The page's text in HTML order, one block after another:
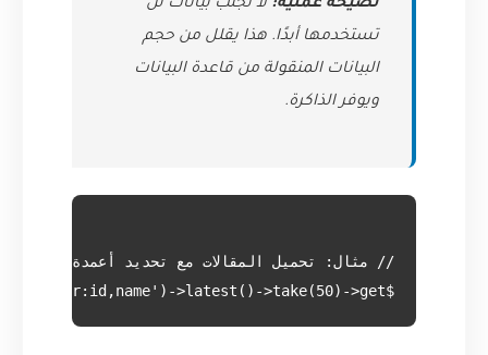
نصيحة عملية: لا تجلب بيانات لن
تستخدمها أبدًا. هذا يقلل من حجم
البيانات المنقولة من قاعدة البيانات
ويوفر الذاكرة.
$posts = Post::with('author:id,name')->latest()->take(50)->get();